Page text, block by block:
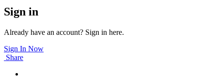
Sign in
Already have an account? Sign in here.
Sign In Now
Share